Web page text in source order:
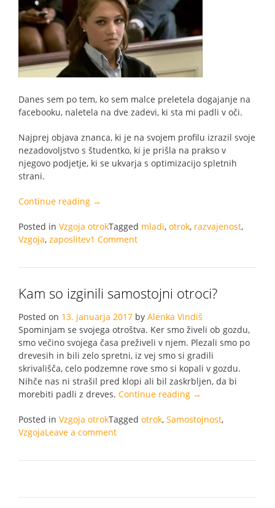
Danes sem po tem, ko sem malce preletela dogajanje na
facebooku, naletela na dve zadevi, ki sta mi padli v oči.
Najprej objava znanca, ki je na svojem profilu izrazil svoje
nezadovoljstvo s študentko, ki je prišla na prakso v
njegovo podjetje, ki se ukvarja s optimizacijo spletnih
strani.
Continue reading “Bodo
otroci
pripravljeni
življenje?”
→
Posted in Vzgoja otrokTagged mladi, otrok, razvajenost,
Vzgoja, zaposlitev1 Comment
Kam so izginili samostojni otroci?
Posted on 13. januarja 2017 by Alenka Vindiš
Spominjam se svojega otroštva. Ker smo živeli ob gozdu,
smo večino svojega časa preživeli v njem. Plezali smo po
drevesih in bili zelo spretni, iz vej smo si gradili
skrivališča, celo podzemne rove smo si kopali v gozdu.
Nihče nas ni strašil pred klopi ali bil zaskrbljen, da bi
morebiti padli z dreves. Continue reading “Kam
izginili
→
Posted in Vzgoja otrokTagged otrok, Samostojnost,
VzgojaLeave a comment